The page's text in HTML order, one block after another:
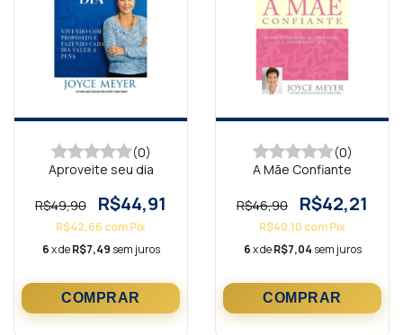
(0)
Aproveite seu dia
R$49,90 R$44,91
R$42,66 comPix
6x deR$7,49 sem juros
(0)
A Mãe Confiante
R$46,90 R$42,21
R$40,10 comPix
6x deR$7,04 sem juros